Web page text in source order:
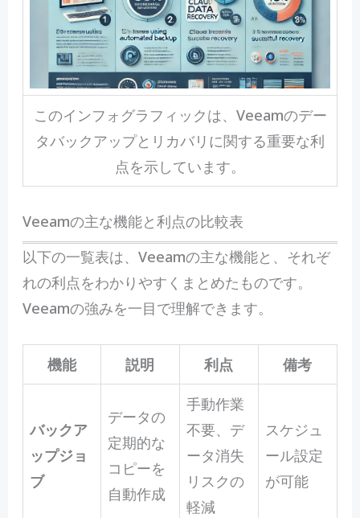
このインフォグラフィックは、Veeamのデー
タバックアップとリカバリに関する重要な利
点を示しています。
Veeamの主な機能と利点の比較表
以下の一覧表は、Veeamの主な機能と、それぞ
れの利点をわかりやすくまとめたものです。
Veeamの強みを一目で理解できます。
機能 説明 利点 備考
バックア
ップジョ
ブ
データの
定期的な
コピーを
自動作成
手動作業
不要、デ
ータ消失
リスクの
軽減
スケジュ
ール設定
が可能